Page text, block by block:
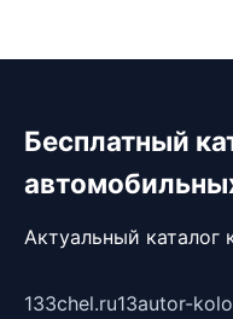
Бесплатный
Актуальный каталог
133chel.ru13autor-